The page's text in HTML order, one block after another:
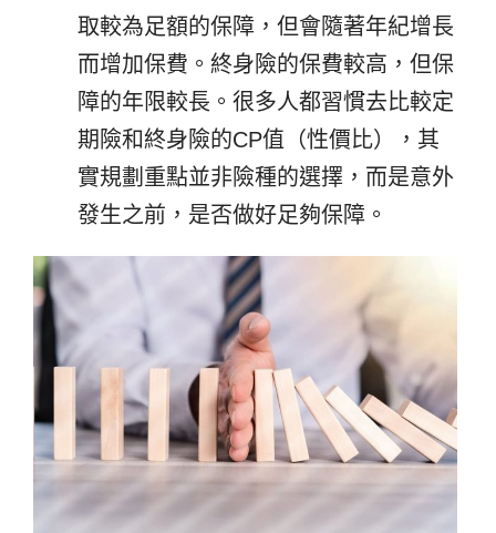
取較為足額的保障，但會隨著年紀增長
而增加保費。終身險的保費較高，但保
障的年限較長。很多人都習慣去比較定
期險和終身險的CP值（性價比），其
實規劃重點並非險種的選擇，而是意外
發生之前，是否做好足夠保障。